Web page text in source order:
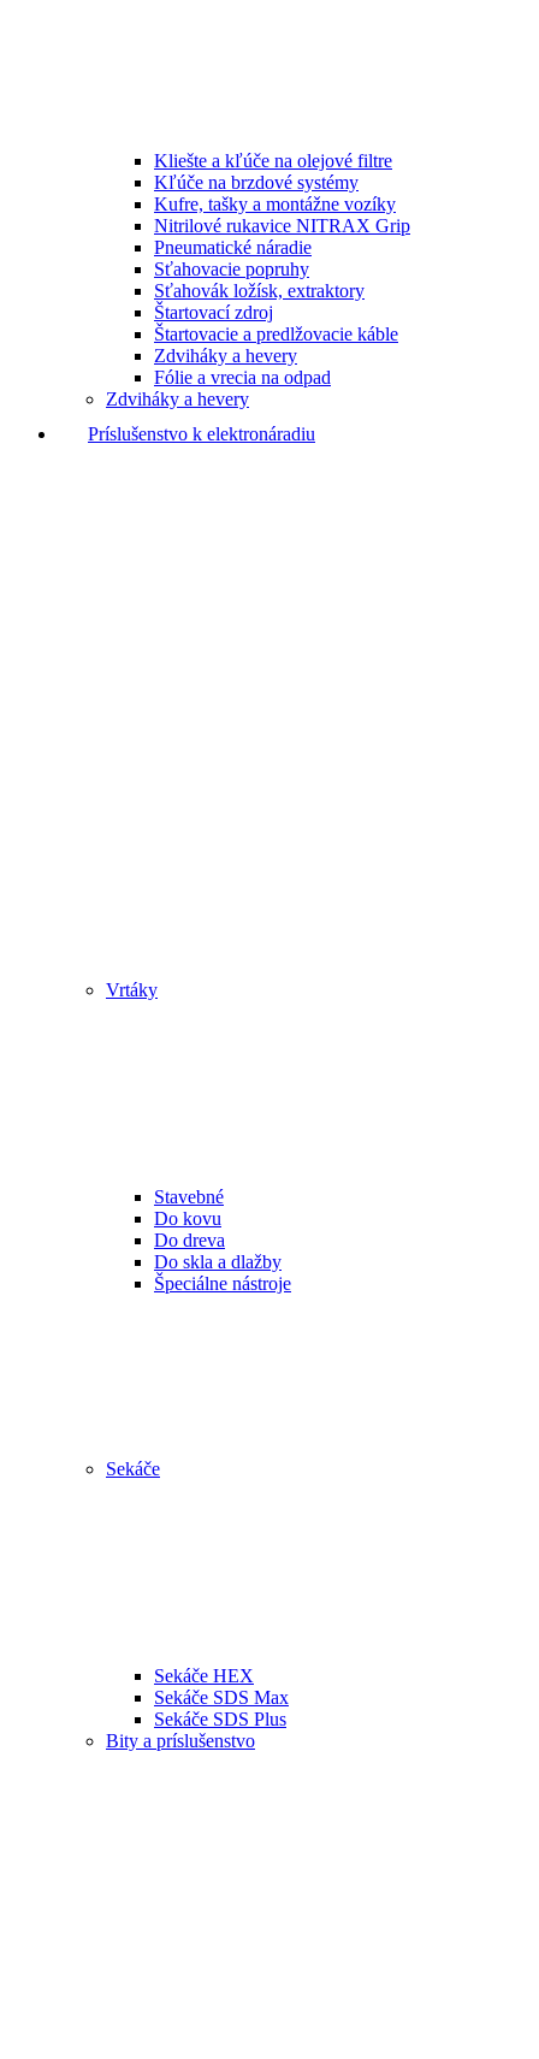
Kliešte a kľúče na olejové filtre
Kľúče na brzdové systémy
Kufre, tašky a montážne vozíky
Nitrilové rukavice NITRAX Grip
Pneumatické náradie
Sťahovacie popruhy
Sťahovák ložísk, extraktory
Štartovací zdroj
Štartovacie a predlžovacie káble
Zdviháky a hevery
Fólie a vrecia na odpad
Zdviháky a hevery
Príslušenstvo k elektronáradiu
Vrtáky
Stavebné
Do kovu
Do dreva
Do skla a dlažby
Špeciálne nástroje
Sekáče
Sekáče HEX
Sekáče SDS Max
Sekáče SDS Plus
Bity a príslušenstvo